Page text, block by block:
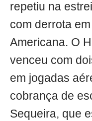
repetiu na
com derrota
Americana. O
venceu com
em jogadas
cobrança de
Sequeira, que